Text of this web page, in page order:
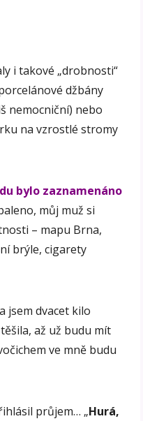
i takové „drobnosti“
džbány
nemocniční) nebo
na vzrostlé stromy
bylo zaznamenáno
můj muž si
– mapu Brna,
brýle, cigarety
jsem dvacet kilo
až už budu mít
ve mně budu
průjem… „Hurá,